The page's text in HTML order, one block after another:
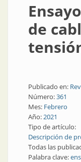
de
Publicado en:
Número:361
Mes: Febrero
Año:2021
Tipo de artículo:
Descripción de
Todas las
Palabra clave: